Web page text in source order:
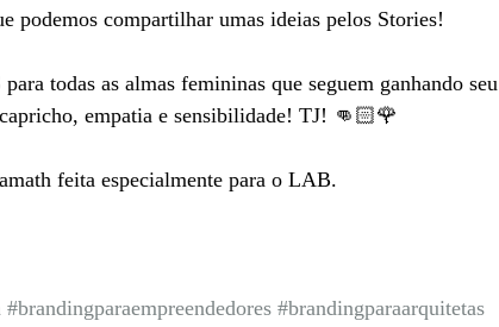
podemos compartilhar umas ideias pelos Stories!
todas as almas femininas que seguem ganhando seu
empatia e sensibilidade! TJ! 👊🏻🌹
feita especialmente para o LAB.
#brandingparaempreendedores #brandingparaarquitetas